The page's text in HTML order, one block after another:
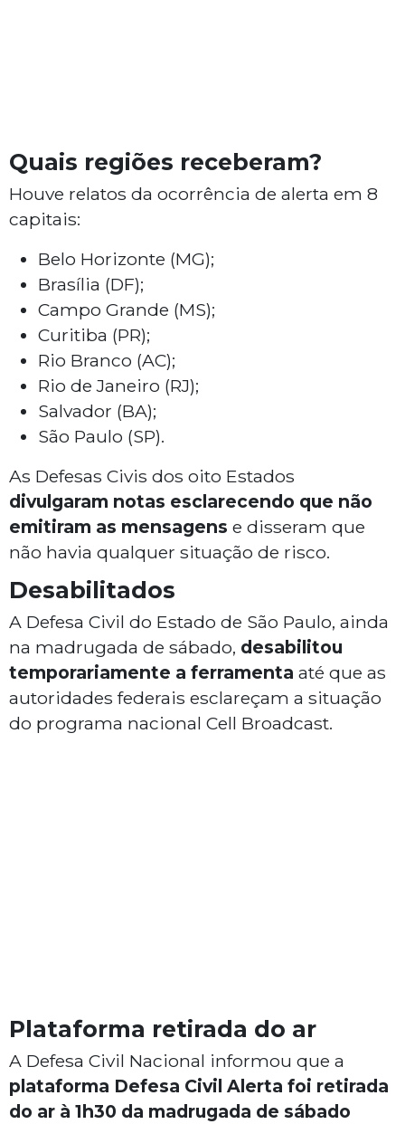
Quais regiões receberam?
Houve relatos da ocorrência de alerta em 8
capitais:
Belo Horizonte (MG);
Brasília (DF);
Campo Grande (MS);
Curitiba (PR);
Rio Branco (AC);
Rio de Janeiro (RJ);
Salvador (BA);
São Paulo (SP).
As Defesas Civis dos oito Estados
divulgaram notas esclarecendo que não
emitiram as mensagens e disseram que
não havia qualquer situação de risco.
Desabilitados
A Defesa Civil do Estado de São Paulo, ainda
na madrugada de sábado, desabilitou
temporariamente a ferramenta até que as
autoridades federais esclareçam a situação
do programa nacional Cell Broadcast.
Plataforma retirada do ar
A Defesa Civil Nacional informou que a
plataforma Defesa Civil Alerta foi retirada
do ar à 1h30 da madrugada de sábado